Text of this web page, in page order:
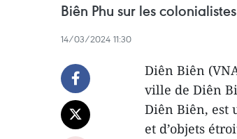
Biên Phu sur les
14/03/2024 11:30
Diên Biên
ville de Diên
Diên Biên, est
et d’objets